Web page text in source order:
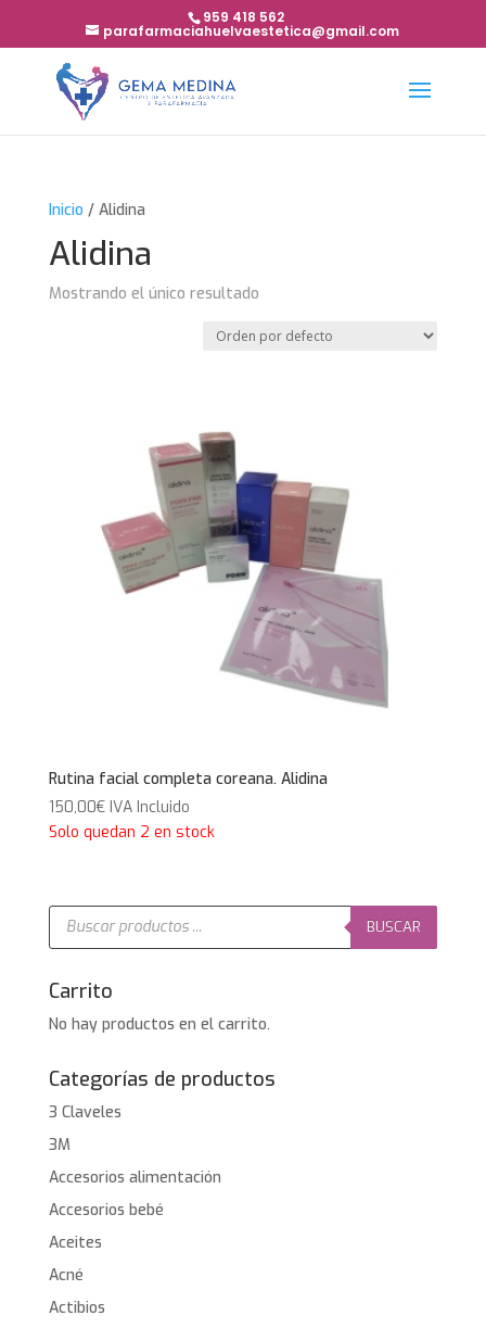
959 418 562
parafarmaciahuelvaestetica@gmail.com
Inicio / Alidina
Alidina
Mostrando el único resultado
Rutina facial completa coreana. Alidina
150,00€ IVA Incluido
Solo quedan 2 en stock
Búsqueda
productos
BUSCAR
Carrito
No hay productos en el carrito.
Categorías de productos
3 Claveles
3M
Accesorios alimentación
Accesorios bebé
Aceites
Acné
Actibios